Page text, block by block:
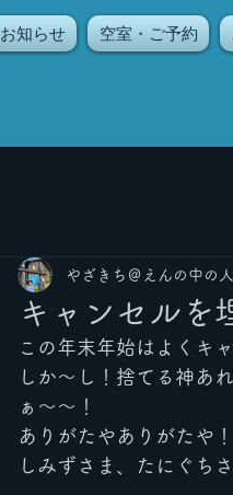
お知らせ 空室・ご予約
キャンセルを
やざきち＠えんの中の人
この年末年始はよくキ
しか〜し！捨てる神あ
ぁ〜〜！
ありがたやありがたや
しみずさま、たにぐち